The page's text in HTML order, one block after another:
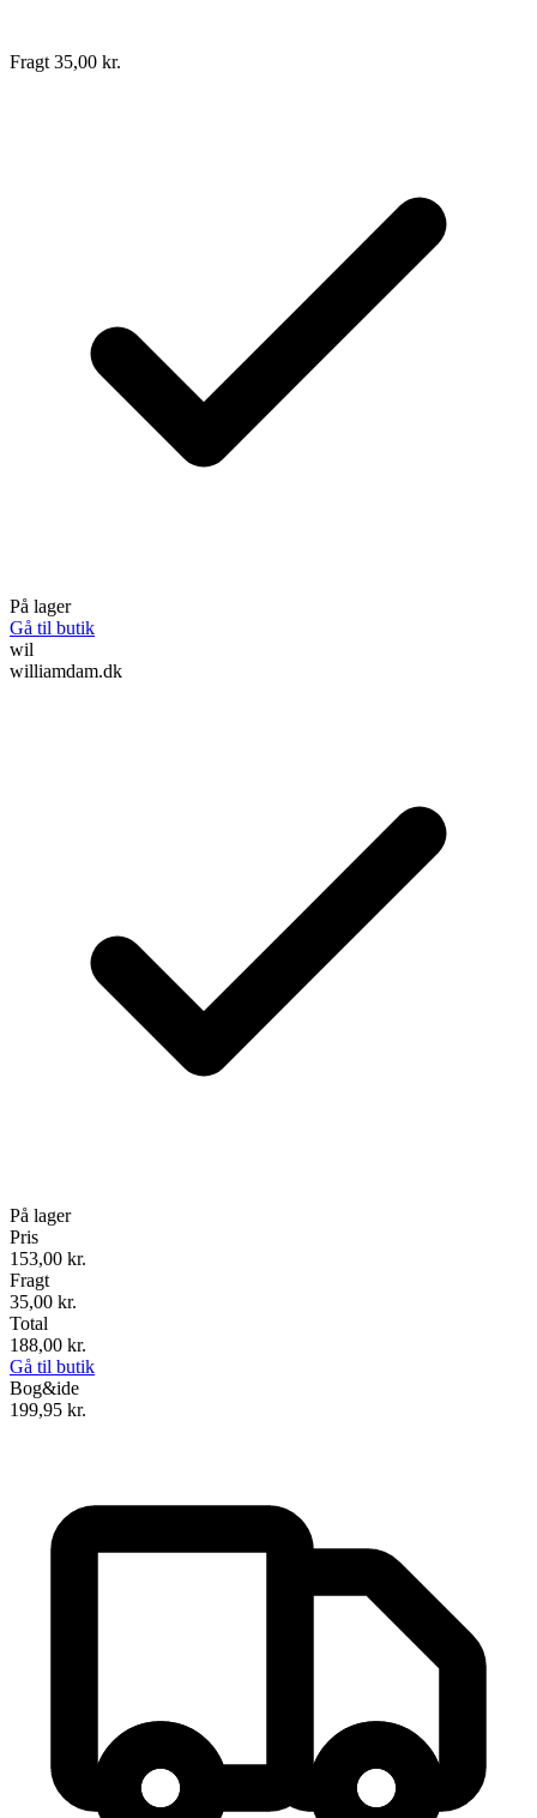
Fragt 35,00 kr.
På lager
Gå til butik
wil
williamdam.dk
På lager
Pris
153,00 kr.
Fragt
35,00 kr.
Total
188,00 kr.
Gå til butik
Bog&ide
199,95 kr.